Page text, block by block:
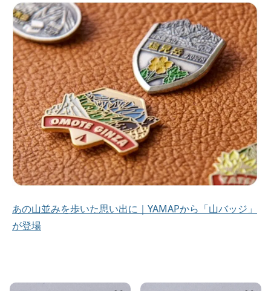
あの山並みを歩いた思い出に｜YAMAPから「山バッジ」
が登場